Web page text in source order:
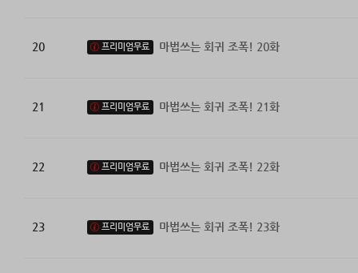
20 프리미엄무료 마법쓰는 회귀 조폭! 20화
21 프리미엄무료 마법쓰는 회귀 조폭! 21화
22 프리미엄무료 마법쓰는 회귀 조폭! 22화
23 프리미엄무료 마법쓰는 회귀 조폭! 23화